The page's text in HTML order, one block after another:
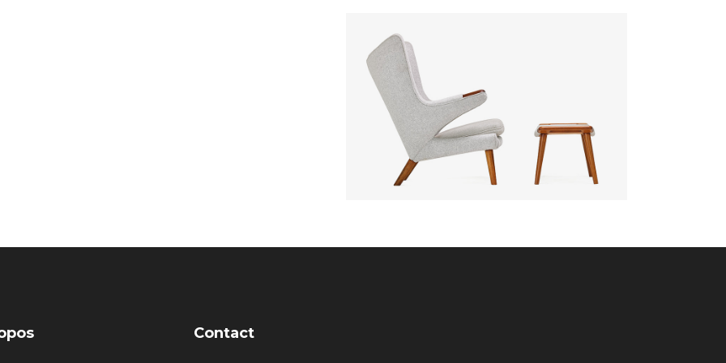
Contact